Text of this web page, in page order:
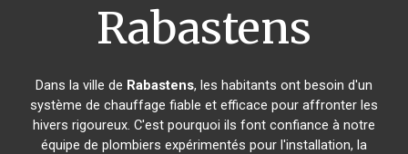
Rabastens
Dans la ville de Rabastens, les habitants ont besoin d'un
système de chauffage fiable et efficace pour affronter les
hivers rigoureux. C'est pourquoi ils font confiance à notre
équipe de plombiers expérimentés pour l'installation, la